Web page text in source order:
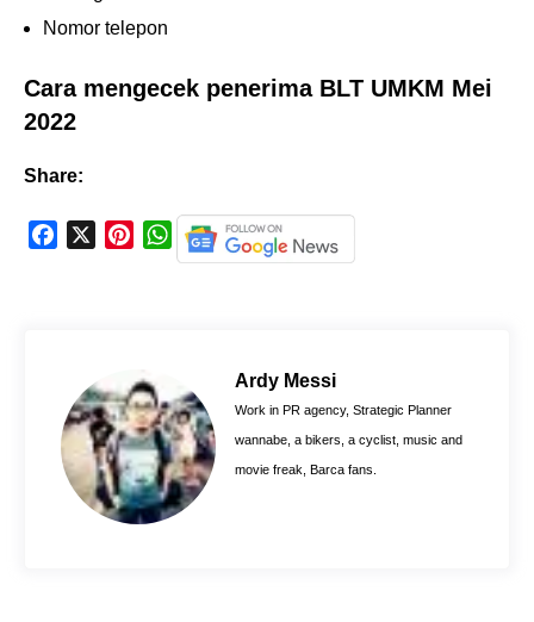
Nomor telepon
Cara mengecek penerima BLT UMKM Mei
2022
Share:
k
r
e
s
W
h
p
p
Ardy Messi
Work in PR agency, Strategic Planner
wannabe, a bikers, a cyclist, music and
movie freak, Barca fans.